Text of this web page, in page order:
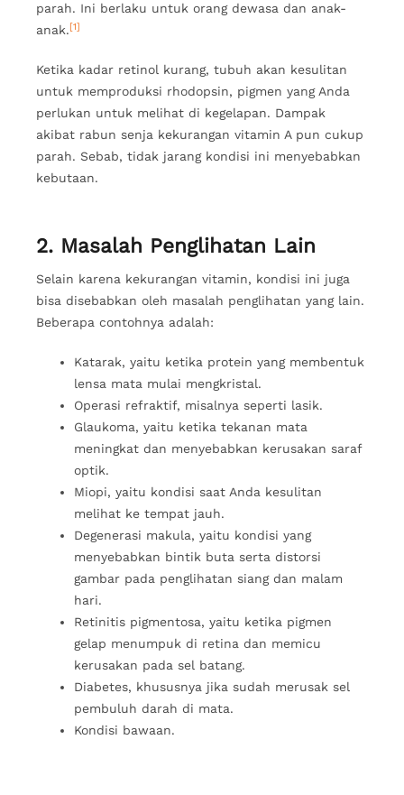
parah. Ini berlaku untuk orang dewasa dan anak-
anak.[1]
Ketika kadar retinol kurang, tubuh akan kesulitan
untuk memproduksi rhodopsin, pigmen yang Anda
perlukan untuk melihat di kegelapan. Dampak
akibat rabun senja kekurangan vitamin A pun cukup
parah. Sebab, tidak jarang kondisi ini menyebabkan
kebutaan.
2. Masalah Penglihatan Lain
Selain karena kekurangan vitamin, kondisi ini juga
bisa disebabkan oleh masalah penglihatan yang lain.
Beberapa contohnya adalah:
Katarak, yaitu ketika protein yang membentuk
lensa mata mulai mengkristal.
Operasi refraktif, misalnya seperti lasik.
Glaukoma, yaitu ketika tekanan mata
meningkat dan menyebabkan kerusakan saraf
optik.
Miopi, yaitu kondisi saat Anda kesulitan
melihat ke tempat jauh.
Degenerasi makula, yaitu kondisi yang
menyebabkan bintik buta serta distorsi
gambar pada penglihatan siang dan malam
hari.
Retinitis pigmentosa, yaitu ketika pigmen
gelap menumpuk di retina dan memicu
kerusakan pada sel batang.
Diabetes, khususnya jika sudah merusak sel
pembuluh darah di mata.
Kondisi bawaan.